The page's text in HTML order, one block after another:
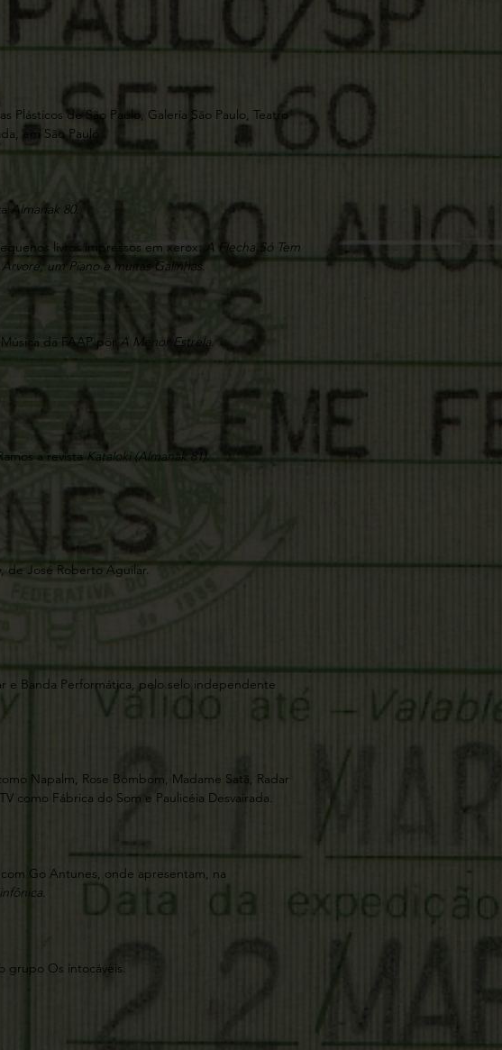
Plásticos de São Paulo, Galeria São Paulo, Teatro
em São Paulo.
Almanak 80.
livros impressos em xerox: A Flecha Só Tem
um Piano e muitas Galinhas.
da FAAP por A Menor Estrela.
a revistaKataloki (Almanak 81).
, de José Roberto Aguilar.
e Banda Performática, pelo selo independente
Napalm, Rose Bombom, Madame Satã, Radar
como Fábrica do Som e Paulicéia Desvairada.
Go Antunes, onde apresentam, na
.
grupo Os intocáveis.